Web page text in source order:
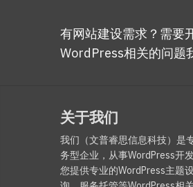
有网站建设需求？需要
WordPress相关的问题
关于我们
我们（文普睿思信息科技）是
务型企业，从事WordPress开
您提供专业的WordPress主题